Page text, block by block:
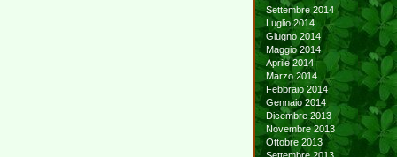
Settembre 2014
Luglio 2014
Giugno 2014
Maggio 2014
Aprile 2014
Marzo 2014
Febbraio 2014
Gennaio 2014
Dicembre 2013
Novembre 2013
Ottobre 2013